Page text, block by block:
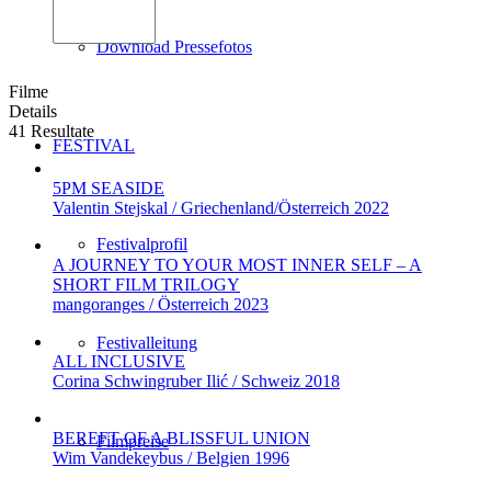
Download Pressefotos
FESTIVAL
Festivalprofil
Festivalleitung
Filmpreise
Filme
Details
41 Resultate
5PM SEASIDE
Valentin Stejskal / Griechenland/Österreich 2022
A JOURNEY TO YOUR MOST INNER SELF – A
SHORT FILM TRILOGY
mangoranges / Österreich 2023
ALL INCLUSIVE
Corina Schwingruber Ilić / Schweiz 2018
BEREFT OF A BLISSFUL UNION
Wim Vandekeybus / Belgien 1996